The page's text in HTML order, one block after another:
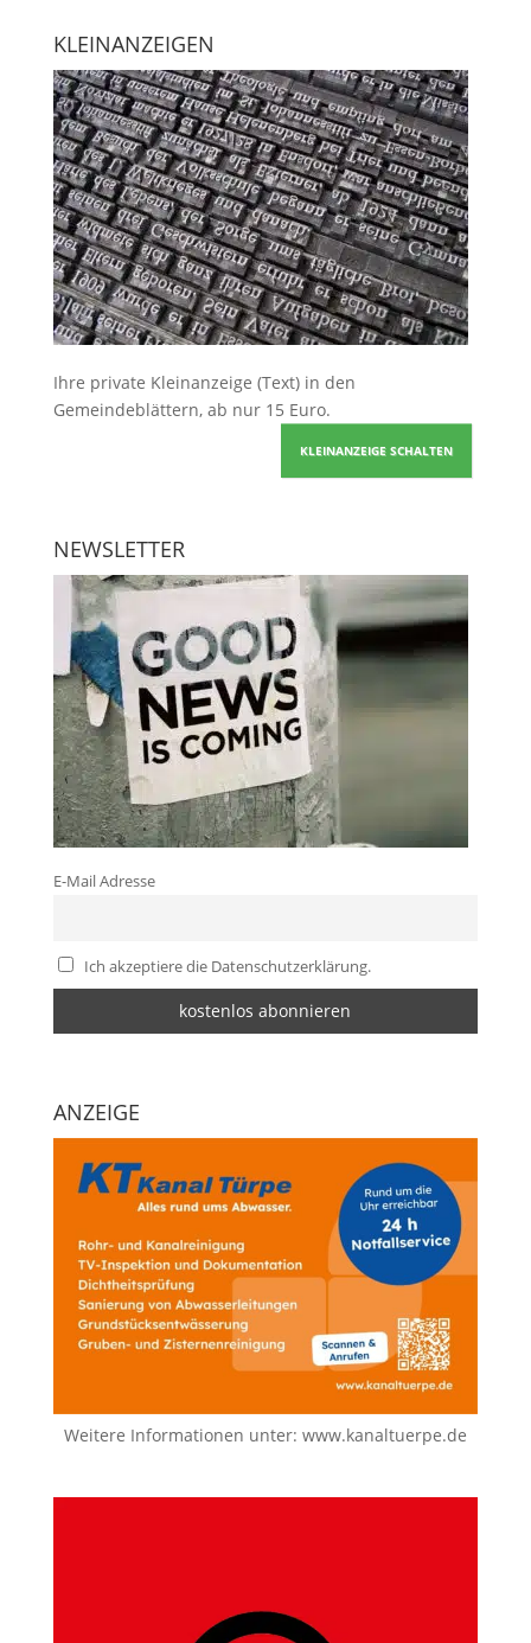
KLEINANZEIGEN
Ihre private Kleinanzeige (Text) in den
Gemeindeblättern, ab nur 15 Euro.
KLEINANZEIGE SCHALTEN
NEWSLETTER
E-Mail Adresse
Ich akzeptiere die Datenschutzerklärung.
ANZEIGE
Weitere Informationen unter: www.kanaltuerpe.de